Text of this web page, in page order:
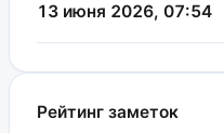
13 июня 2026, 07:54
Рейтинг заметок